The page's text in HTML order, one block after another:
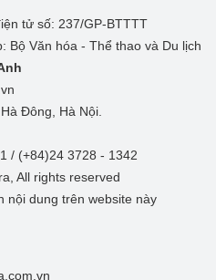
tử số: 237/GP-BTTTT
Bộ Văn hóa - Thể thao và Du lịch
Đông, Hà Nội.
/ (+84)24 3728 - 1342
All rights reserved
nội dung trên website này